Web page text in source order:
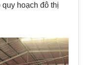
hoạch đô thị